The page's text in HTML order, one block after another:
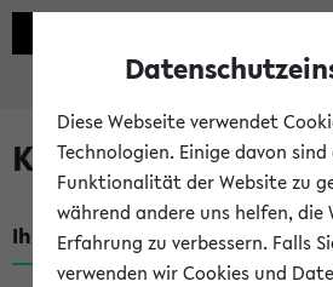
Kombisuche im
Ihre Suchkriterien:
Diese Webseite verwendet
Technologien. Einige davon
Funktionalität der Website zu
während andere uns helfen, die
Erfahrung zu verbessern. Falls
verwenden wir Cookies und